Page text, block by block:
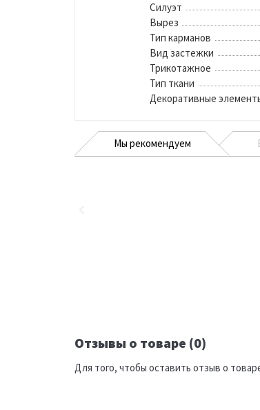
Силуэт
Вырез
Тип карманов
Вид застежки
Трикотажное
Тип ткани
Декоративные
Мы рекомендуем
Отзывы о товаре (0)
Для того, чтобы оставить отзыв о